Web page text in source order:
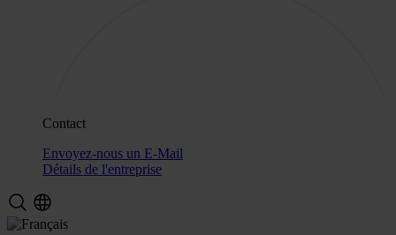
Contact
Envoyez-nous un E-Mail
Détails de l'entreprise